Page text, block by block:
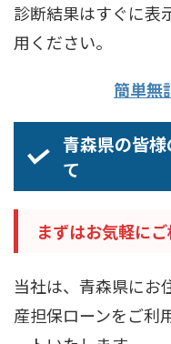
診断結果はすぐに表
用ください。
簡単無
青森県の皆
て
まずはお気軽に
当社は、青森県にお
産担保ローンをご利